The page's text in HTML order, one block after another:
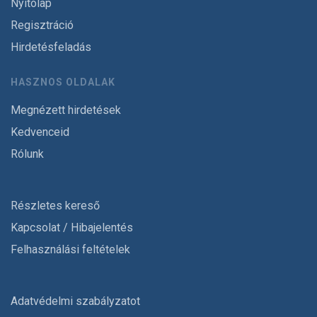
Nyitólap
Regisztráció
Hirdetésfeladás
HASZNOS OLDALAK
Megnézett hirdetések
Kedvenceid
Rólunk
Részletes kereső
Kapcsolat / Hibajelentés
Felhasználási feltételek
Adatvédelmi szabályzatot